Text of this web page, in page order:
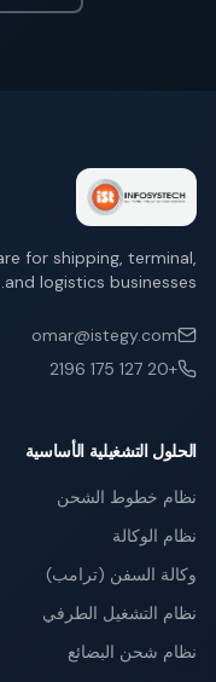
for shipping, terminal,
and logistics businesses.
omar@istegy.com
+20 127 175 2196
الحلول التشغيلية الأساسية
نظام خطوط الشحن
نظام الوكالة
وكالة السفن (ترامب)
نظام التشغيل الطرفي
نظام شحن البضائع